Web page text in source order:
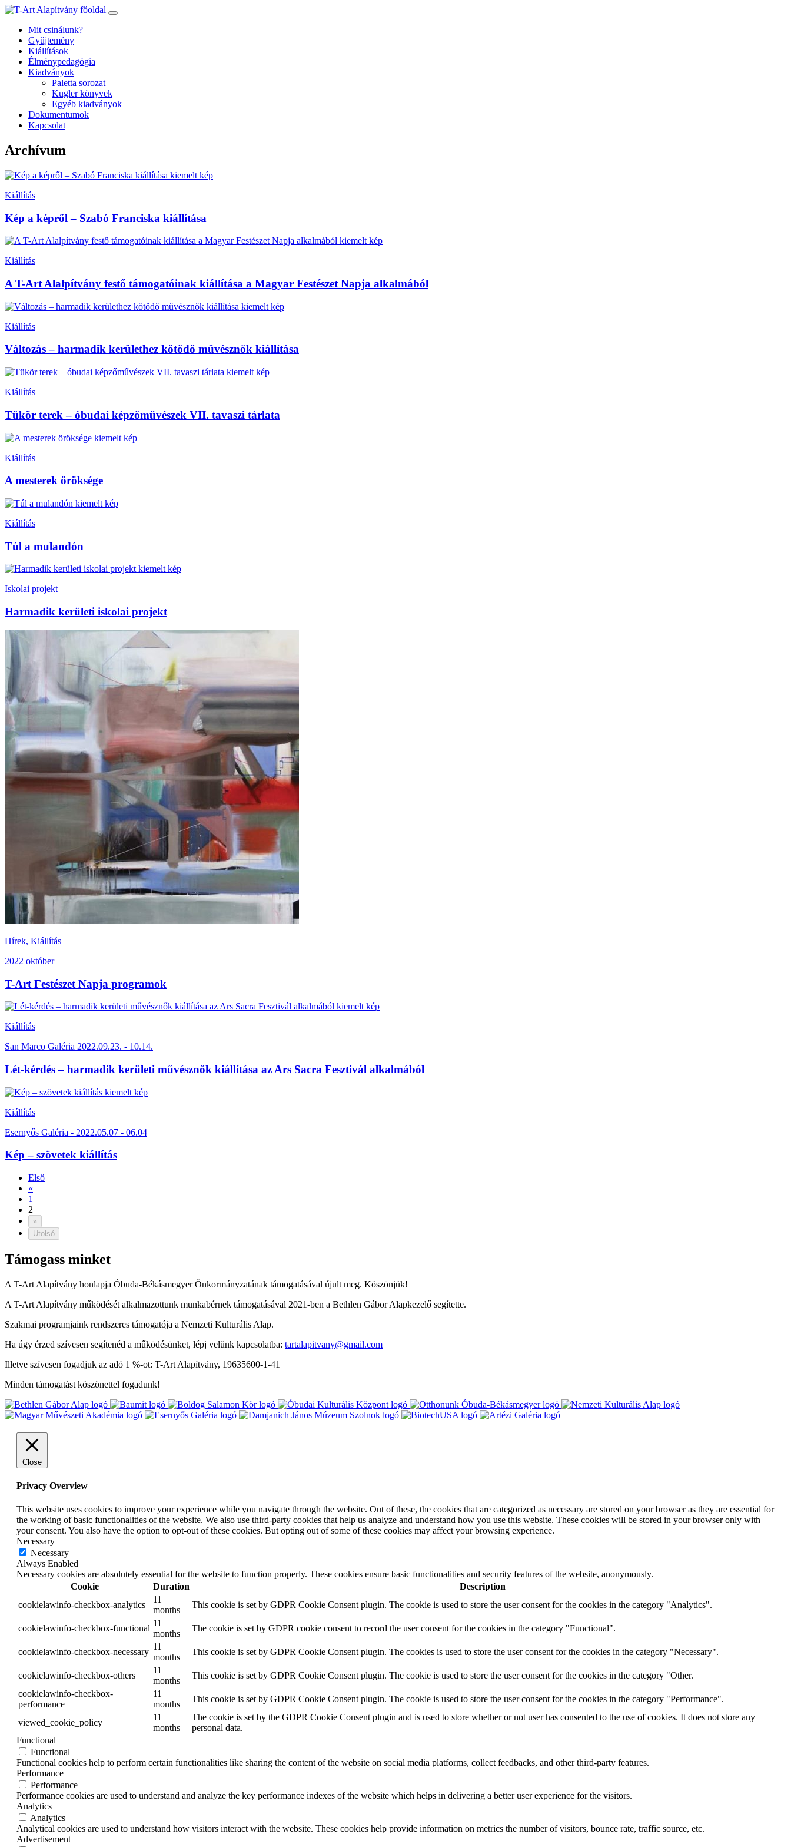
Ugrás
tartalomhozMit csinálunk?
Gyűjtemény
Kiállítások
Élménypedagógia
Kiadványok
Paletta sorozat
Kugler könyvek
Egyéb kiadványok
Dokumentumok
Kapcsolat
Archívum
Kiállítás
Kép a képről – Szabó Franciska kiállítása
Kiállítás
A T-Art Alalpítvány festő támogatóinak kiállítása a Magyar Festészet Napja alkalmából
Kiállítás
Változás – harmadik kerülethez kötődő művésznők kiállítása
Kiállítás
Tükör terek – óbudai képzőművészek VII. tavaszi tárlata
Kiállítás
A mesterek öröksége
Kiállítás
Túl a mulandón
Iskolai projekt
Harmadik kerületi iskolai projekt
Hírek, Kiállítás
2022 október
T-Art Festészet Napja programok
Kiállítás
San Marco Galéria 2022.09.23. - 10.14.
Lét-kérdés – harmadik kerületi művésznők kiállítása az Ars Sacra Fesztivál alkalmából
Kiállítás
Esernyős Galéria - 2022.05.07 - 06.04
Kép – szövetek kiállítás
Első
«
1
2
»
Utolsó
Támogass minket
A T-Art Alapítvány honlapja Óbuda-Békásmegyer Önkormányzatának támogatásával újult meg. Köszönjük!
A T-Art Alapítvány működését alkalmazottunk munkabérnek támogatásával 2021-ben a Bethlen Gábor Alapkezelő segítette.
Szakmai programjaink rendszeres támogatója a Nemzeti Kulturális Alap.
Ha úgy érzed szívesen segítenéd a működésünket, lépj velünk kapcsolatba: tartalapitvany@gmail.com
Illetve szívesen fogadjuk az adó 1 %-ot: T-Art Alapítvány, 19635600-1-41
Minden támogatást köszönettel fogadunk!
Close
Privacy Overview
This website uses cookies to improve your experience while you navigate through the website. Out of these, the cookies that are categorized as necessary are stored on your browser as they are essential for
the working of basic functionalities of the website. We also use third-party cookies that help us analyze and understand how you use this website. These cookies will be stored in your browser only with
your consent. You also have the option to opt-out of these cookies. But opting out of some of these cookies may affect your browsing experience.
Necessary
Necessary
Always Enabled
Necessary cookies are absolutely essential for the website to function properly. These cookies ensure basic functionalities and security features of the website, anonymously.
Cookie
Duration
Description
cookielawinfo-checkbox-analytics
11
months
This cookie is set by GDPR Cookie Consent plugin. The cookie is used to store the user consent for the cookies in the category "Analytics".
cookielawinfo-checkbox-functional
11
months
The cookie is set by GDPR cookie consent to record the user consent for the cookies in the category "Functional".
cookielawinfo-checkbox-necessary
11
months
This cookie is set by GDPR Cookie Consent plugin. The cookies is used to store the user consent for the cookies in the category "Necessary".
cookielawinfo-checkbox-others
11
months
This cookie is set by GDPR Cookie Consent plugin. The cookie is used to store the user consent for the cookies in the category "Other.
cookielawinfo-checkbox-
performance
11
months
This cookie is set by GDPR Cookie Consent plugin. The cookie is used to store the user consent for the cookies in the category "Performance".
viewed_cookie_policy
11
months
The cookie is set by the GDPR Cookie Consent plugin and is used to store whether or not user has consented to the use of cookies. It does not store any
personal data.
Functional
Functional
Functional cookies help to perform certain functionalities like sharing the content of the website on social media platforms, collect feedbacks, and other third-party features.
Performance
Performance
Performance cookies are used to understand and analyze the key performance indexes of the website which helps in delivering a better user experience for the visitors.
Analytics
Analytics
Analytical cookies are used to understand how visitors interact with the website. These cookies help provide information on metrics the number of visitors, bounce rate, traffic source, etc.
Advertisement